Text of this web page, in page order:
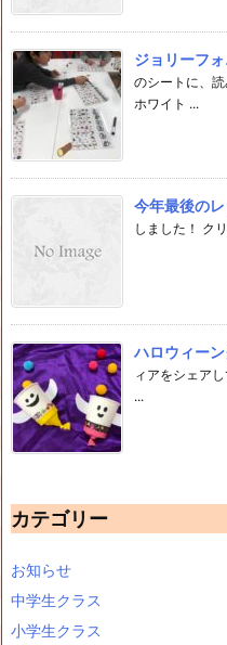
ジョリーフ
のシートに、
ホワイト ...
今年最後の
しました！ ク
ハロウィーン
ィアをシェア
...
カテゴリー
お知らせ
中学生クラス
小学生クラス